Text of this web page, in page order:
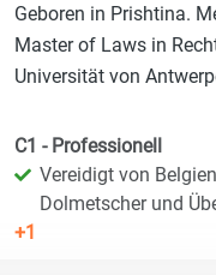
Geboren in Prishtina.
Master of Laws in
Universität von
C1 - Professionell
Vereidigt von
Dolmetscher und
+1